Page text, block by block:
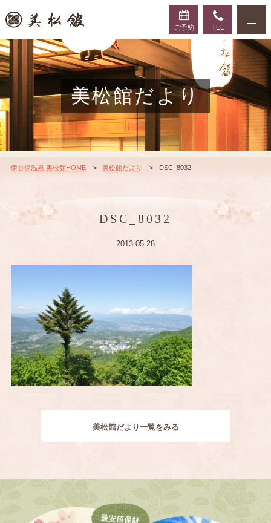
ご予約 TEL
美松館だより
伊香保温泉 美松館HOME 美松館だより DSC_8032
DSC_8032
2013.05.28
美松館だより一覧をみる